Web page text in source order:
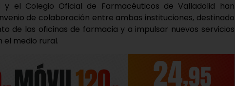
y el Colegio Oficial de Farmacéuticos de Valladolid han
de colaboración entre ambas instituciones, destinado
de las oficinas de farmacia y a impulsar nuevos servicios
medio rural.